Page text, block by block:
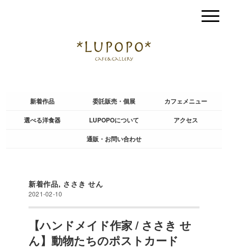
新着作品 委託販売・個展 カフェメニュー
選べる洋食器 LUPOPOについて アクセス
通販・お問い合わせ
新着作品, ささき せん
2021-02-10
【ハンドメイド作家 / ささき せ
ん】動物たちのポストカード